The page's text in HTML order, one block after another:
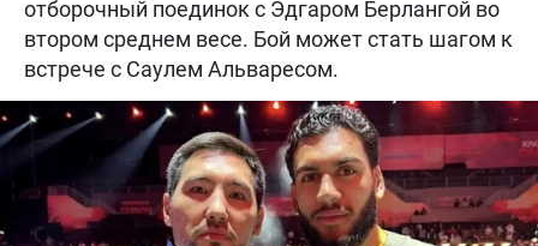
отборочный поединок с Эдгаром Берлангой во
втором среднем весе. Бой может стать шагом к
встрече с Саулем Альваресом.